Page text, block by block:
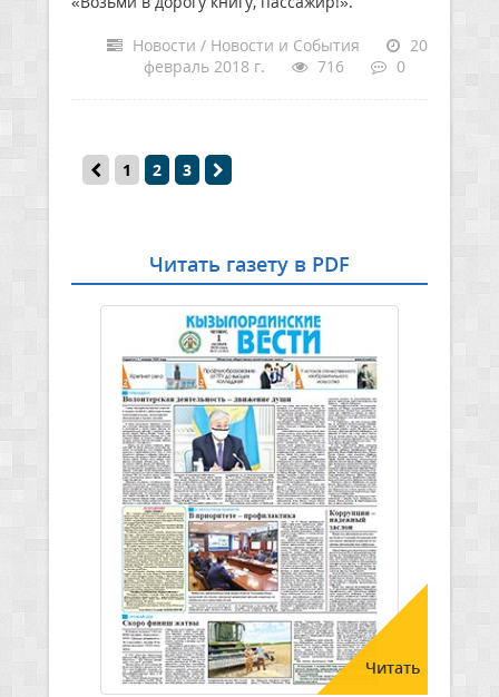
Новости / Новости и События
20
февраль 2018 г.
716 0
1 2 3
Читать газету в PDF
Читать